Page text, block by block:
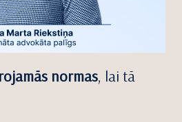
normas, lai tā